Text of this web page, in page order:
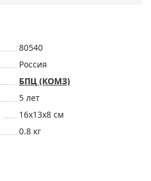
80540
Россия
БПЦ (КОМЗ)
5 лет
16x13x8 см
0.8 кг